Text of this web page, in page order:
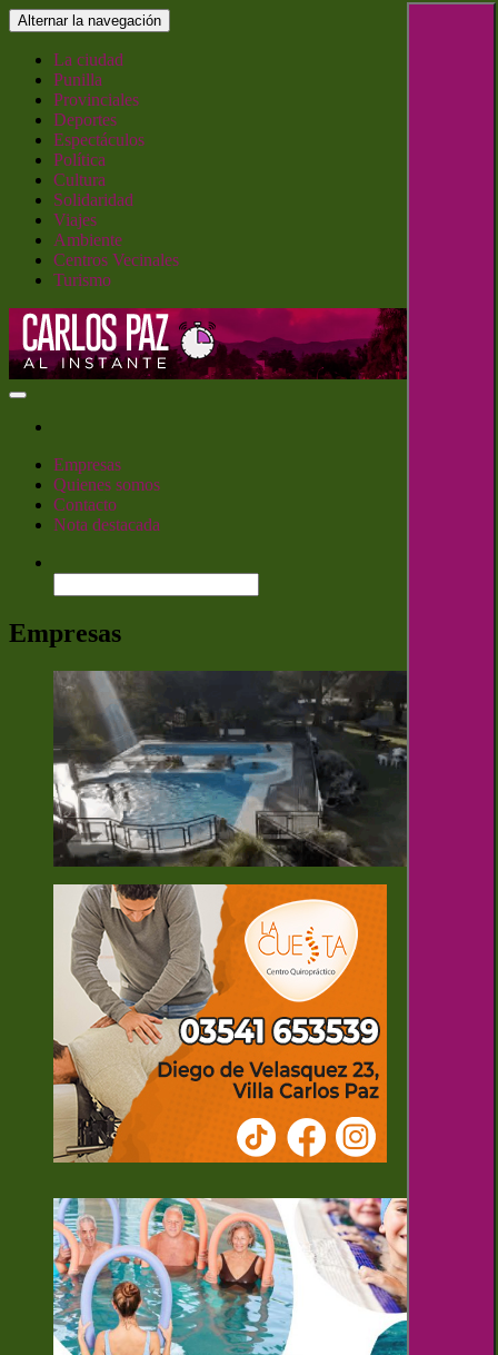
Saltar
al
contenido
Alternar la navegación
La ciudad
Punilla
Provinciales
Deportes
Espectáculos
Política
Cultura
Solidaridad
Viajes
Ambiente
Centros Vecinales
Turismo
Empresas
Quienes somos
Contacto
Nota destacada
Empresas